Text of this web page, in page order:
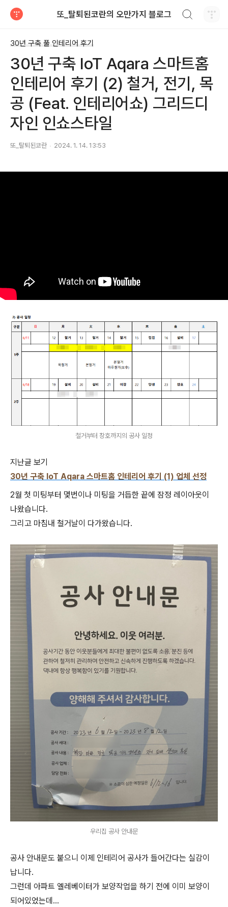
또_탈퇴된코란의 오만가지 블로그
30년 구축 풀 인테리어 후기
30년 구축 IoT Aqara 스마트홈
인테리어 후기 (2) 철거, 전기, 목
공 (Feat. 인테리어쇼) 그리드디
자인 인쇼스타일
또_탈퇴된코란 2024. 1. 14. 13:53
철거부터 창호까지의 공사 일정
지난글 보기
30년 구축 IoT Aqara 스마트홈 인테리어 후기 (1) 업체 선정
2월 첫 미팅부터 몇번이나 미팅을 거듭한 끝에 잠정 레이아웃이
나왔습니다.
그리고 마침내 철거날이 다가왔습니다.
우리집 공사 안내문
공사 안내문도 붙으니 이제 인테리어 공사가 들어간다는 실감이
납니다.
그런데 아파트 엘레베이터가 보양작업을 하기 전에 이미 보양이
되어있었는데...